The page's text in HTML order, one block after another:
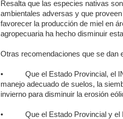
Resalta que las especies nativas
ambientales adversas y que
favorecer la producción de miel en
agropecuaria ha hecho disminuir
Otras recomendaciones que se dan
• Que el Estado Provincial, el
manejo adecuado de suelos, la
invierno para disminuir la erosión
• Que el Estado Provincial y el